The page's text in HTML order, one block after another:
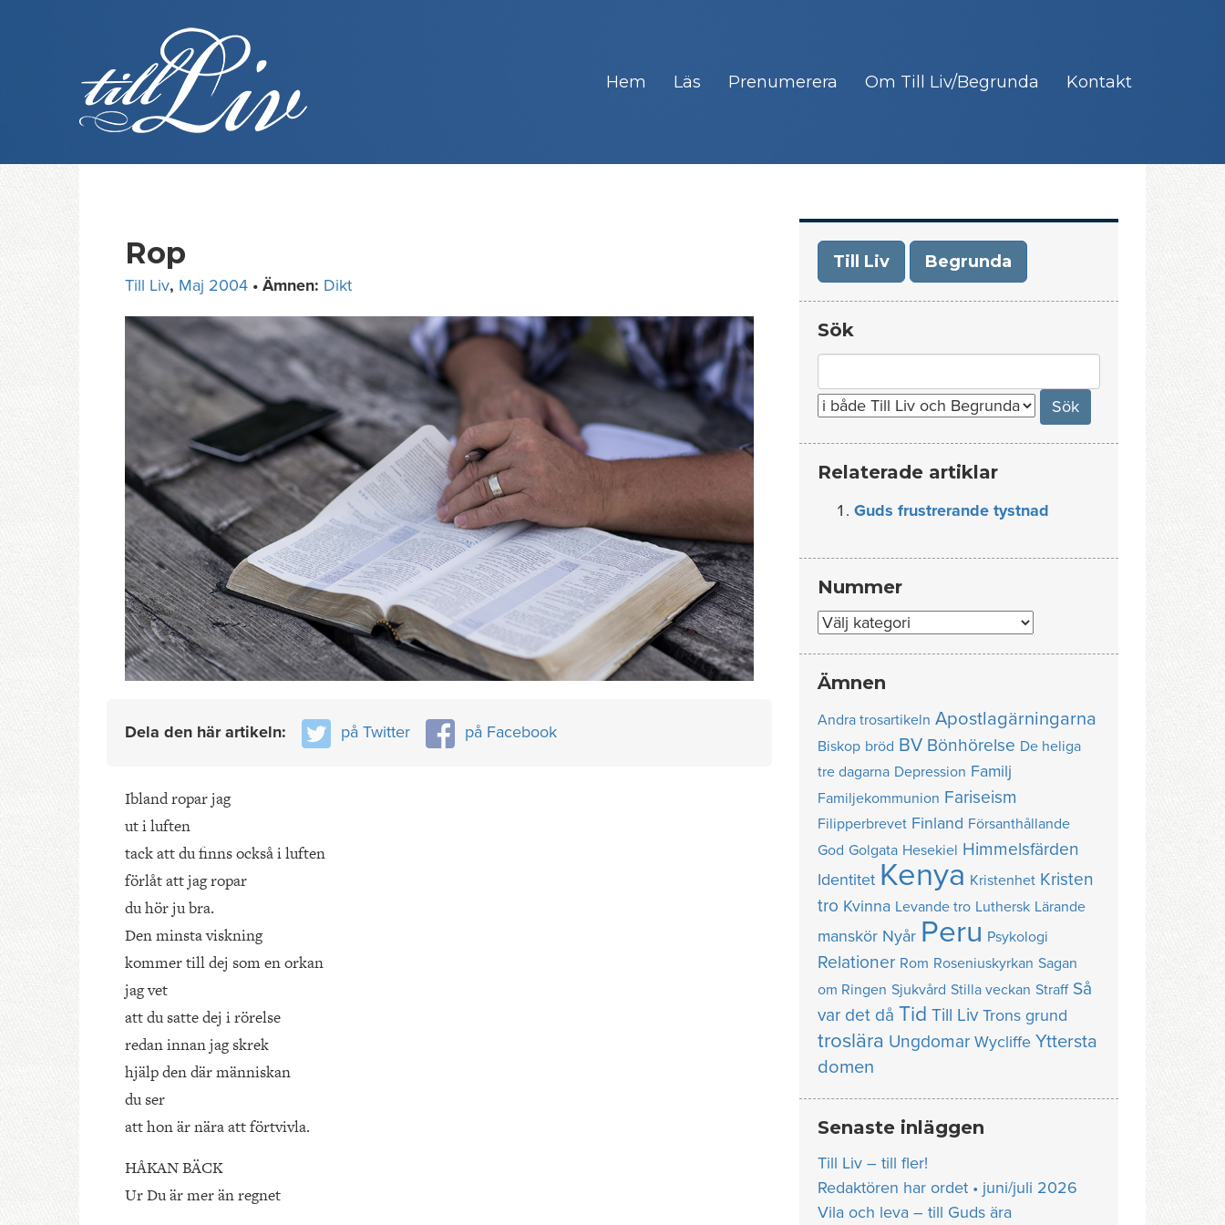
Hem Läs Prenumerera Om Till Liv/Begrunda Kontakt
Rop
Till Liv, Maj 2004 • Ämnen: Dikt
Dela den här artikeln: på Twitter på Facebook
Ibland ropar jag
ut i luften
tack att du finns också i luften
förlåt att jag ropar
du hör ju bra.
Den minsta viskning
kommer till dej som en orkan
jag vet
att du satte dej i rörelse
redan innan jag skrek
hjälp den där människan
du ser
att hon är nära att förtvivla.
HÅKAN BÄCK
Ur Du är mer än regnet
Till Liv Begrunda
Sök
for:
Relaterade artiklar
Guds frustrerande tystnad
Nummer
Nummer
Ämnen
Andra trosartikeln Apostlagärningarna
Biskop bröd BV Bönhörelse De heliga
tre dagarna Depression Familj
Familjekommunion Fariseism
Filipperbrevet Finland Försanthållande
God Golgata Hesekiel Himmelsfärden
Identitet Kenya Kristenhet Kristen
tro Kvinna Levande tro Luthersk Lärande
manskör Nyår Peru Psykologi
Relationer Rom Roseniuskyrkan Sagan
om Ringen Sjukvård Stilla veckan Straff Så
var det då Tid Till Liv Trons grund
troslära Ungdomar Wycliffe Yttersta
domen
Senaste inläggen
Till Liv – till fler!
Redaktören har ordet • juni/juli 2026
Vila och leva – till Guds ära